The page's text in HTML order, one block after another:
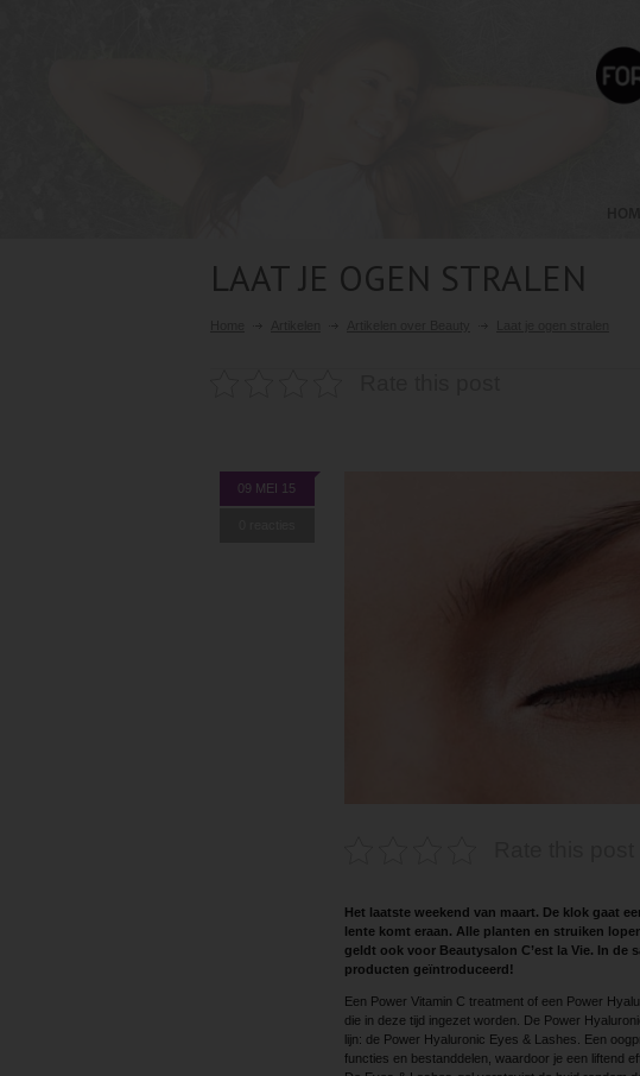
LAAT JE OGEN STRALEN
09 MEI 15
Het laatste weekend van maart. De klok gaat
lente komt eraan. Alle planten en struiken
geldt ook voor Beautysalon C’est la Vie. In de
producten geïntroduceerd!
Een Power Vitamin C treatment of een Power
die in deze tijd ingezet worden. De Power
lijn: de Power Hyaluronic Eyes & Lashes. Een
functies en bestanddelen, waardoor je een liftend